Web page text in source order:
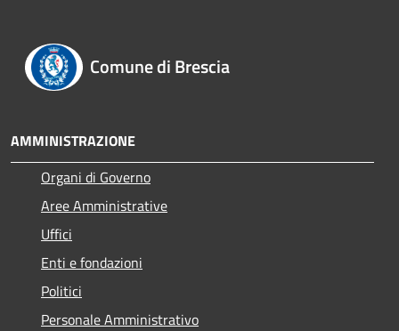
Comune di Brescia
AMMINISTRAZIONE
Organi di Governo
Aree Amministrative
Uffici
Enti e fondazioni
Politici
Personale Amministrativo